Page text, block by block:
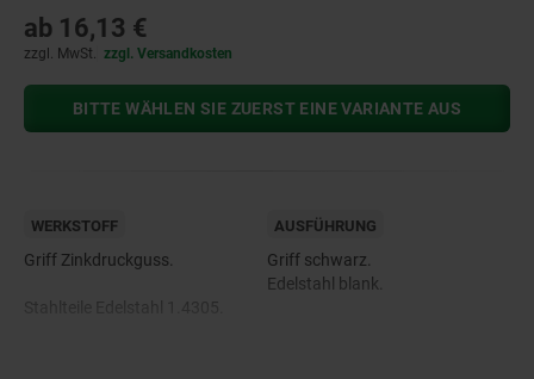
ab 16,13 €
zzgl. MwSt. zzgl. Versandkosten
BITTE WÄHLEN SIE ZUERST EINE VARIANTE AUS
WERKSTOFF
Griff Zinkdruckguss.
AUSFÜHRUNG
Griff schwarz.
Edelstahl blank.